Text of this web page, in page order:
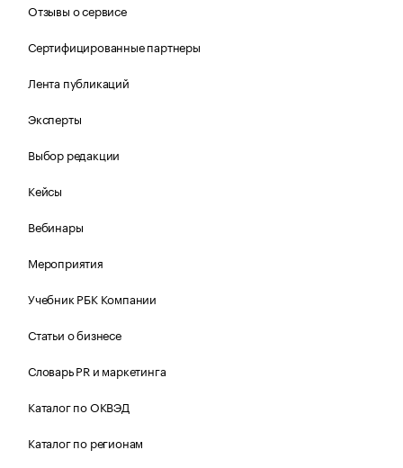
Отзывы о сервисе
Сертифицированные партнеры
Лента публикаций
Эксперты
Выбор редакции
Кейсы
Вебинары
Мероприятия
Учебник РБК Компании
Статьи о бизнесе
Словарь PR и маркетинга
Каталог по ОКВЭД
Каталог по регионам